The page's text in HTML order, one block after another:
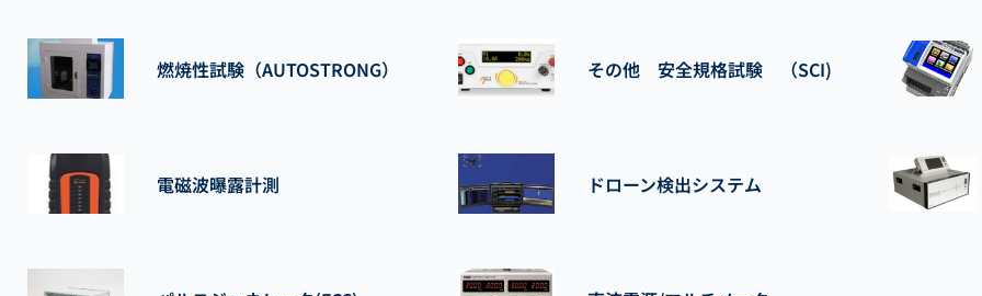
燃焼性試験（AUTOSTRONG） その他 安全規格試験 （SCI)
電磁波曝露計測 ドローン検出システム